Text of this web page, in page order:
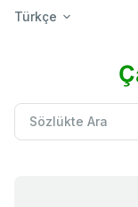
Türkçe